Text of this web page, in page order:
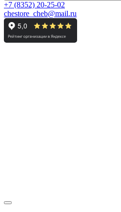
+7 (8352) 20-25-02
chestore_cheb@mail.ru